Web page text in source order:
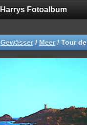
Harrys Fotoalbum
Gewässer/ Meer/ Tour